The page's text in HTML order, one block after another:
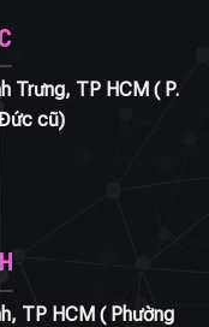
Trưng, TP HCM ( P.
cũ)
TP HCM ( Phường